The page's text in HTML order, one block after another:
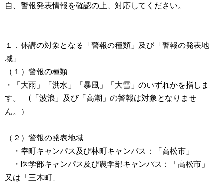
自、警報発表情報を確認の上、対応してください。
１．休講の対象となる「警報の種類」及び「警報の発表地
域」
（１）警報の種類
・「大雨」「洪水」「暴風」「大雪」のいずれかを指しま
す。 (「波浪」及び「高潮」の警報は対象となりませ
ん。）
（２）警報の発表地域
・幸町キャンパス及び林町キャンパス：「高松市」
・医学部キャンパス及び農学部キャンパス：「高松市」
又は「三木町」